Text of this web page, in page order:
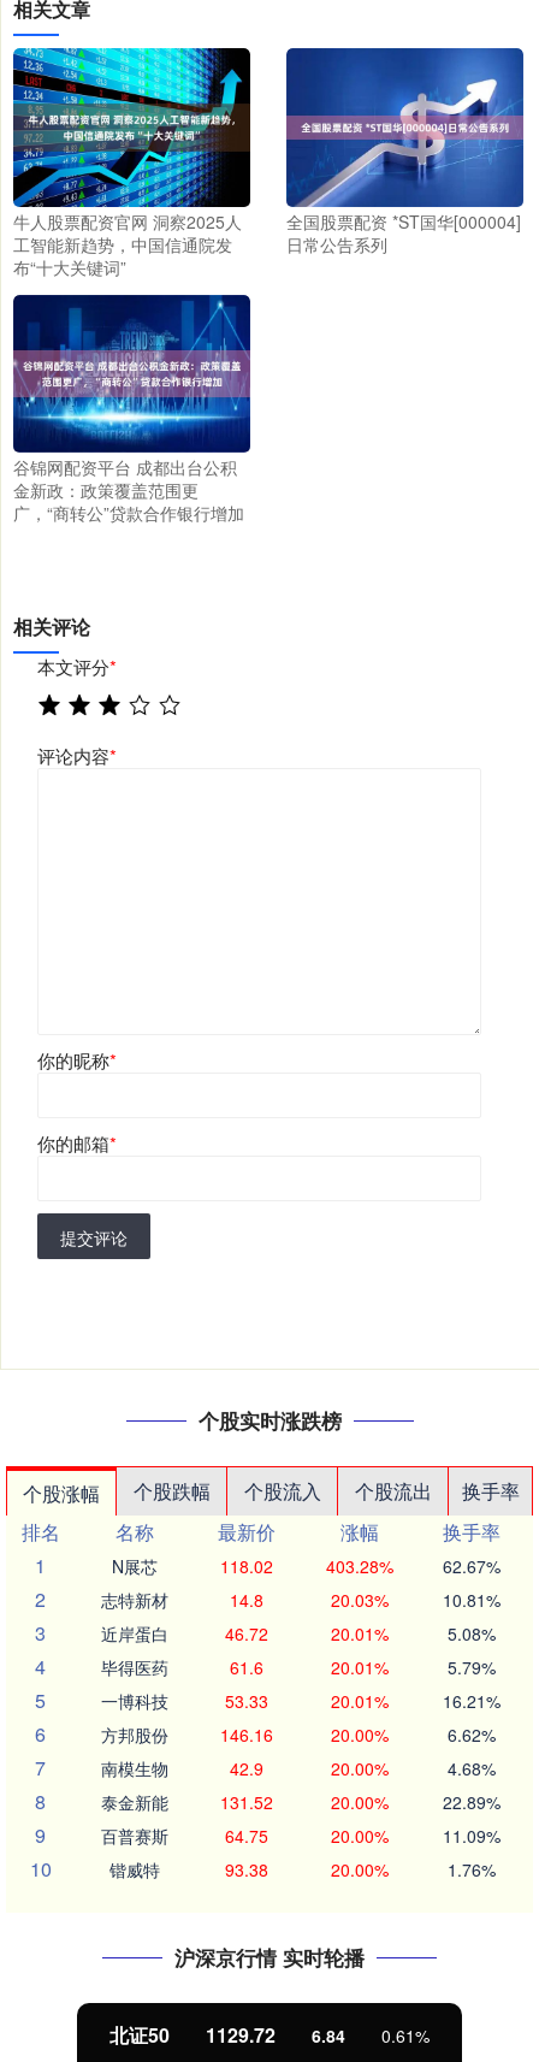
相关文章
牛人股票配资官网 洞察2025人
工智能新趋势，中国信通院发
布“十大关键词”
全国股票配资 *ST国华[000004]
日常公告系列
谷锦网配资平台 成都出台公积
金新政：政策覆盖范围更
广，“商转公”贷款合作银行增加
相关评论
本文评分*
评论内容*
你的昵称*
你的邮箱*
提交评论
个股实时涨跌榜
个股涨幅 个股跌幅 个股流入 个股流出
换手率
排名
名称 最新价 涨幅
换手率
1
N展芯 118.02 403.28% 62.67%
2 志特新材 14.8 20.03% 10.81%
3 近岸蛋白 46.72 20.01% 5.08%
4 毕得医药 61.6 20.01% 5.79%
5 一博科技 53.33 20.01% 16.21%
6 方邦股份 146.16 20.00% 6.62%
7 南模生物 42.9 20.00% 4.68%
8 泰金新能 131.52 20.00% 22.89%
9 百普赛斯 64.75 20.00% 11.09%
10 锴威特 93.38 20.00% 1.76%
沪深京行情 实时轮播
北证50 1129.72 6.84 0.61%